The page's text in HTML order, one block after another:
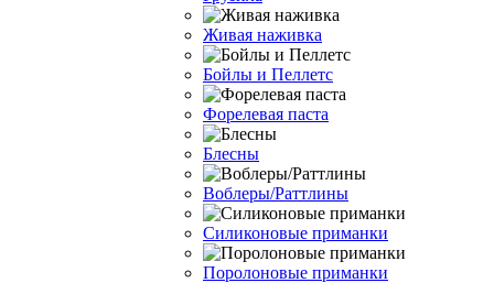
Живая наживка
Бойлы и Пеллетс
Форелевая паста
Блесны
Воблеры/Раттлины
Силиконовые приманки
Поролоновые приманки